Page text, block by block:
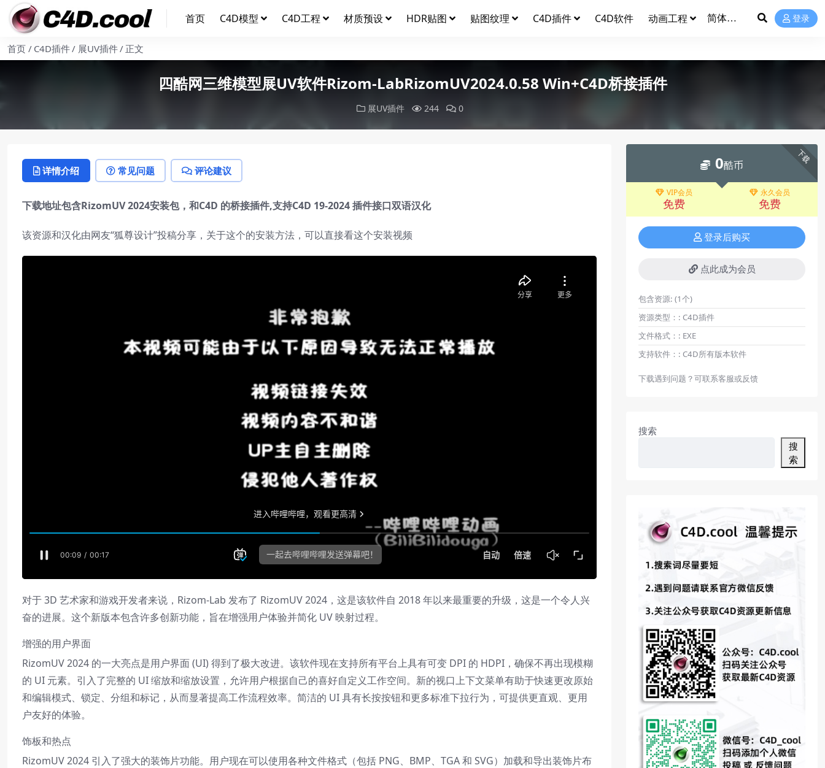
首页 C4D模型 C4D工程 材质预设 HDR贴图 贴图纹理 C4D插件 C4D软件 动画工程 登录
首页 C4D插件 展UV插件 正文
四酷网三维模型展UV软件Rizom-LabRizomUV2024.0.58 Win+C4D桥接插件
展UV插件 244 0
详情介绍 常见问题 评论建议
下载地址包含RizomUV 2024安装包，和C4D 的桥接插件,支持C4D 19-2024 插件接口双语汉化
该资源和汉化由网友“狐尊设计”投稿分享，关于这个的安装方法，可以直接看这个安装视频
对于 3D 艺术家和游戏开发者来说，Rizom-Lab 发布了 RizomUV 2024，这是该软件自 2018 年以来最重要的升级，这是一个令人兴
奋的进展。这个新版本包含许多创新功能，旨在增强用户体验并简化 UV 映射过程。
增强的用户界面
RizomUV 2024 的一大亮点是用户界面 (UI) 得到了极大改进。该软件现在支持所有平台上具有可变 DPI 的 HDPI，确保不再出现模糊
的 UI 元素。引入了完整的 UI 缩放和缩放设置，允许用户根据自己的喜好自定义工作空间。新的视口上下文菜单有助于快速更改原始
和编辑模式、锁定、分组和标记，从而显著提高工作流程效率。简洁的 UI 具有长按按钮和更多标准下拉行为，可提供更直观、更用
户友好的体验。
饰板和热点
RizomUV 2024 引入了强大的装饰片功能。用户现在可以使用各种文件格式（包括 PNG、BMP、TGA 和 SVG）加载和导出装饰片布
下载
0酷币
VIP会员
免费
永久会员
免费
登录后购买
点此成为会员
包含资源: (1个)
资源类型：: C4D插件
文件格式：: EXE
支持软件：: C4D所有版本软件
下载遇到问题？可联系客服或反馈
搜索
搜
索